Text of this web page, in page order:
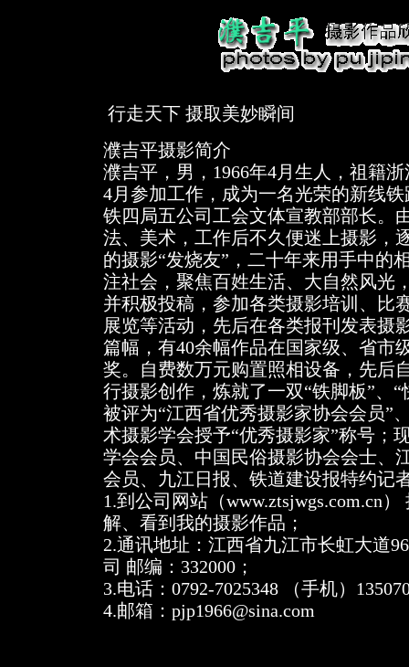
行走天下 摄取美妙瞬间
濮吉平摄影简介
濮吉平，男，1966年4月生人，祖籍
4月参加工作，成为一名光荣的新线
铁四局五公司工会文体宣教部部长。
法、美术，工作后不久便迷上摄影，
的摄影“发烧友”，二十年来用手中的
注社会，聚焦百姓生活、大自然风光
并积极投稿，参加各类摄影培训、比
展览等活动，先后在各类报刊发表摄
篇幅，有40余幅作品在国家级、省市
奖。自费数万元购置照相设备，先后
行摄影创作，炼就了一双“铁脚板”、“
被评为“江西省优秀摄影家协会会员”
术摄影学会授予“优秀摄影家”称号；
学会会员、中国民俗摄影协会会士、
会员、九江日报、铁道建设报特约记
1.到公司网站（www.ztsjwgs.com.cn
解、看到我的摄影作品；
2.通讯地址：江西省九江市长虹大道
司 邮编：332000；
3.电话：0792-7025348 （手机）
4.邮箱：pjp1966@sina.com